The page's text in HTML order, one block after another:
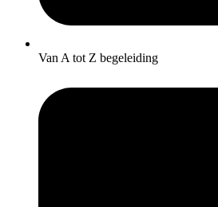
Van A tot Z begeleiding